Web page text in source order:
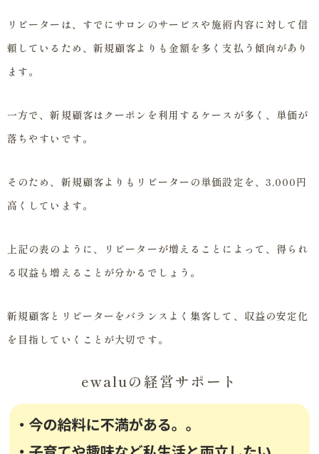
リピーターは、すでにサロンのサービスや施術内容に対して信
頼しているため、新規顧客よりも金額を多く支払う傾向があり
ます。
一方で、新規顧客はクーポンを利用するケースが多く、単価が
落ちやすいです。
そのため、新規顧客よりもリピーターの単価設定を、3,000円
高くしています。
上記の表のように、リピーターが増えることによって、得られ
る収益も増えることが分かるでしょう。
新規顧客とリピーターをバランスよく集客して、収益の安定化
を目指していくことが大切です。
ewaluの経営サポート